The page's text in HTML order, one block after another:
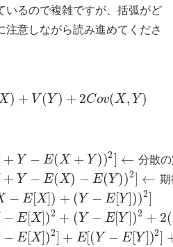
いるので複雑ですが、括弧がど
注意しながら読み進めてくださ
) + V (Y) + 2Cov(X, Y)
+ Y − E(X + Y))2] ← 分散の
+ Y − E(X) − E(Y))2] ← 期
− E[X]) + (Y − E[Y]))2]
− E[X])2 + (Y − E[Y ])2 + 2(
− E[X])2] + E[(Y − E[Y])2]